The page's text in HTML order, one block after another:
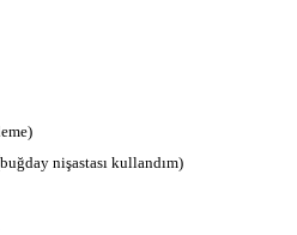
buğday nişastası kullandım)